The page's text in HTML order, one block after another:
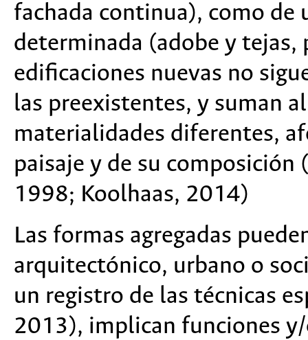
fachada continua), como
determinada (adobe y tejas,
edificaciones nuevas no
las preexistentes, y suman
materialidades diferentes,
paisaje y de su
1998; Koolhaas, 2014)
Las formas agregadas
arquitectónico, urbano o
un registro de las técnicas
2013), implican funciones